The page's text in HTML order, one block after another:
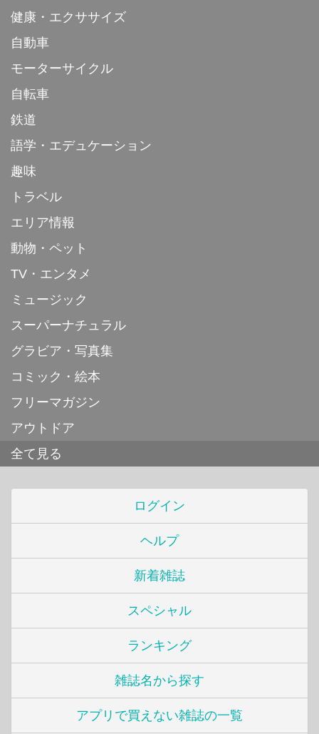
健康・エクササイズ
自動車
モーターサイクル
自転車
鉄道
語学・エデュケーション
趣味
トラベル
エリア情報
動物・ペット
TV・エンタメ
ミュージック
スーパーナチュラル
グラビア・写真集
コミック・絵本
フリーマガジン
アウトドア
全て見る
ログイン
ヘルプ
新着雑誌
スペシャル
ランキング
雑誌名から探す
アプリで買えない雑誌の一覧